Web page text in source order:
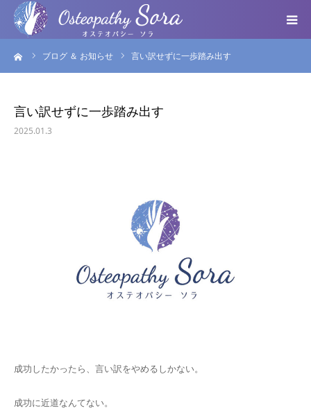
ブログ ＆ お知らせ 言い訳せずに一歩踏み出す
言い訳せずに一歩踏み出す
2025.01.3
成功したかったら、言い訳をやめるしかない。
成功に近道なんてない。
ABOUT
MENU
個人情報保護方針